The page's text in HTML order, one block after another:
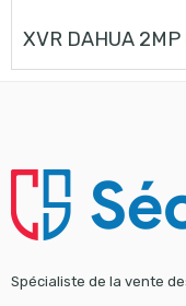
Spécialiste de la vente